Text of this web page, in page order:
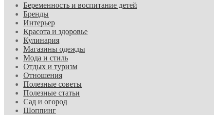
Беременность и воспитание детей
Бренды
Интерьер
Красота и здоровье
Кулинария
Магазины одежды
Мода и стиль
Отдых и туризм
Отношения
Полезные советы
Полезные статьи
Сад и огород
Шоппинг